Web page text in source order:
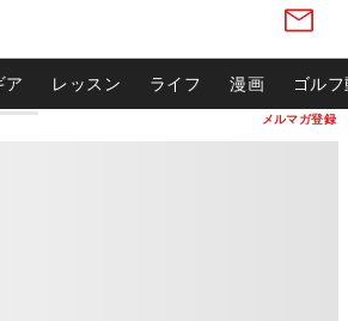
メルマガ登録
ア レッスン ライフ 漫画 ゴル